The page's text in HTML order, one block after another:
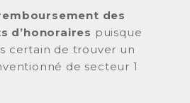
des
d’honoraires puisque
certain de trouver un
de secteur 1